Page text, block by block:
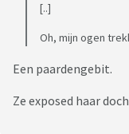
[..]
Oh, mijn ogen
Een paardengebit.
Ze exposed haar